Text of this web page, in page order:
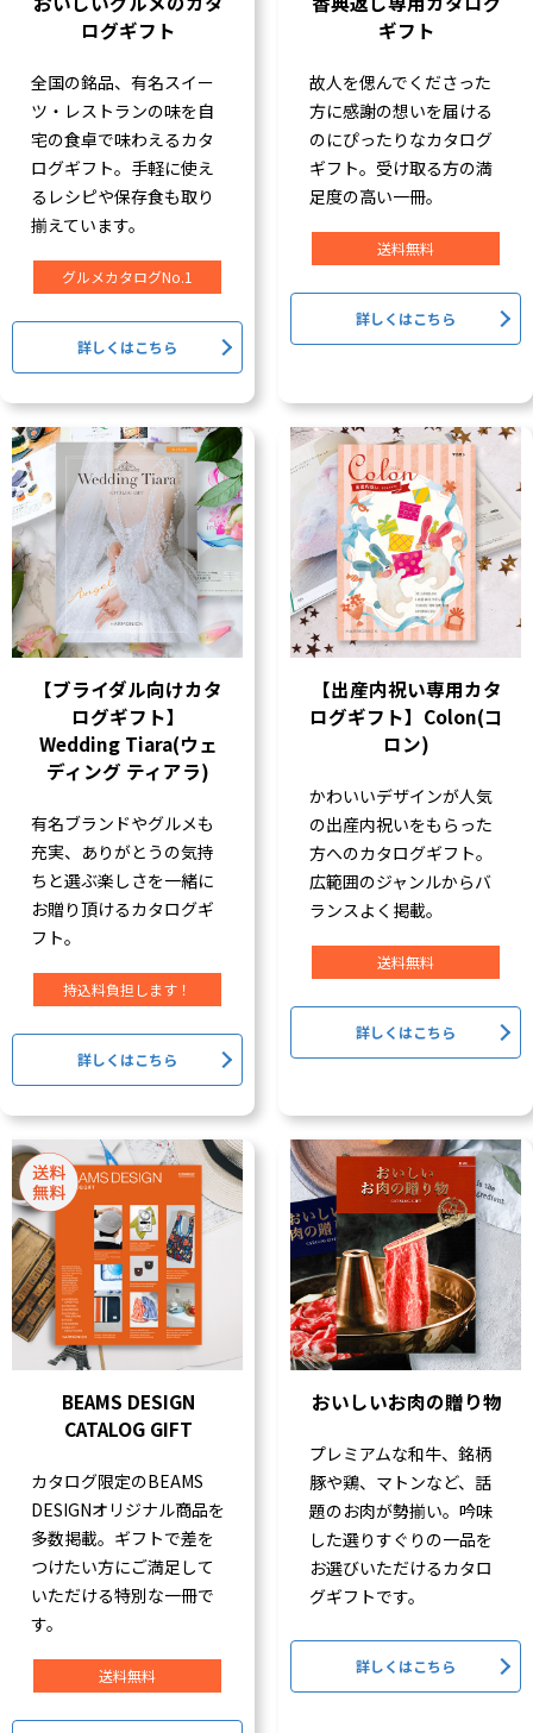
ログギフト
全国の銘品、有名スイー
ツ・レストランの味を自
宅の食卓で味わえるカタ
ログギフト。手軽に使え
るレシピや保存食も取り
揃えています。
グルメカタログNo.1
詳しくはこちら
ギフト
故人を偲んでくださった
方に感謝の想いを届ける
のにぴったりなカタログ
ギフト。受け取る方の満
足度の高い一冊。
送料無料
詳しくはこちら
【ブライダル向けカタ
ログギフト】
Wedding Tiara(ウェ
ディング ティアラ)
有名ブランドやグルメも
充実、ありがとうの気持
ちと選ぶ楽しさを一緒に
お贈り頂けるカタログギ
フト。
持込料負担します！
詳しくはこちら
【出産内祝い専用カタ
ログギフト】Colon(コ
ロン)
かわいいデザインが人気
の出産内祝いをもらった
方へのカタログギフト。
広範囲のジャンルからバ
ランスよく掲載。
送料無料
詳しくはこちら
BEAMS DESIGN
CATALOG GIFT
カタログ限定のBEAMS
DESIGNオリジナル商品を
多数掲載。ギフトで差を
つけたい方にご満足して
いただける特別な一冊で
す。
送料無料
おいしいお肉の贈り物
プレミアムな和牛、銘柄
豚や鶏、マトンなど、話
題のお肉が勢揃い。吟味
した選りすぐりの一品を
お選びいただけるカタロ
グギフトです。
詳しくはこちら